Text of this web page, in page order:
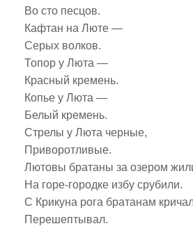
Во сто песцов.
Кафтан на Люте —
Серых волков.
Топор у Люта —
Красный кремень.
Копье у Люта —
Белый кремень.
Стрелы у Люта черные,
Приворотливые.
Лютовы братаны за озером
На горе-городке избу срубили.
С Крикуна рога братанам
Перешептывал.